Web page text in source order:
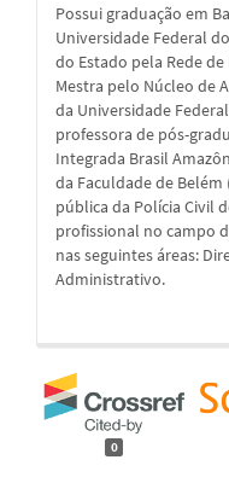
Possui graduação em
Universidade Federal
do Estado pela Rede
Mestra pelo Núcleo de
da Universidade
professora de pós-
Integrada Brasil
da Faculdade de Belém
pública da Polícia Civil
profissional no campo
nas seguintes áreas:
Administrativo.
0